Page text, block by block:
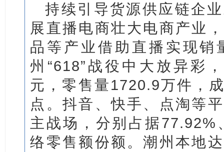
持续引导货源供应链企
展直播电商壮大电商产业
品等产业借助直播实现销
州“618”战役中大放异彩
元，零售量1720.9万件，
点。抖音、快手、点淘等
主战场，分别占据
络零售额份额。潮州本地